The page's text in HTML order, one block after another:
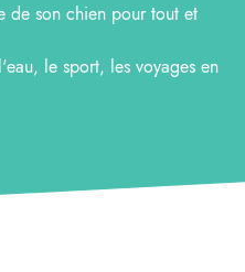
de son chien pour tout et
le sport, les voyages en